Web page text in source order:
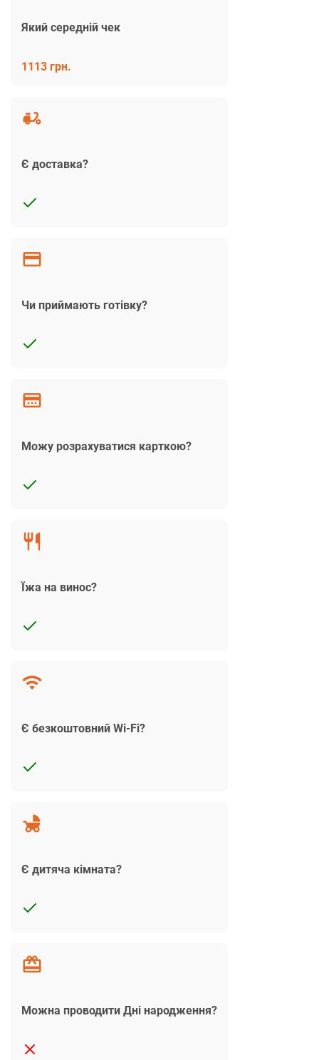
Який середній чек
1113 грн.
Є доставка?
Чи приймають готівку?
Можу розрахуватися карткою?
Їжа на винос?
Є безкоштовний Wi-Fi?
Є дитяча кімната?
Можна проводити Дні народження?